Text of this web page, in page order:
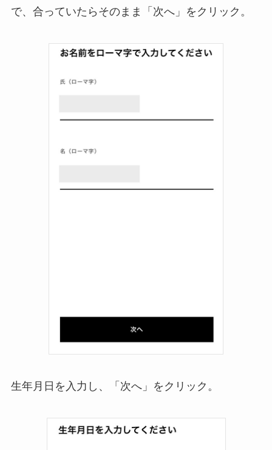
で、合っていたらそのまま「次へ」をクリック。
生年月日を入力し、「次へ」をクリック。